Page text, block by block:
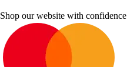
Shop our website with confidence